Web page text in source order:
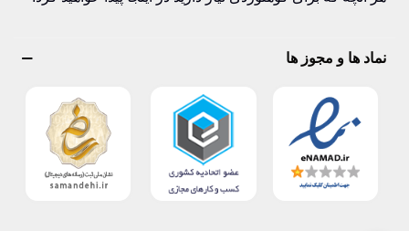
نماد ها و مجوز ها